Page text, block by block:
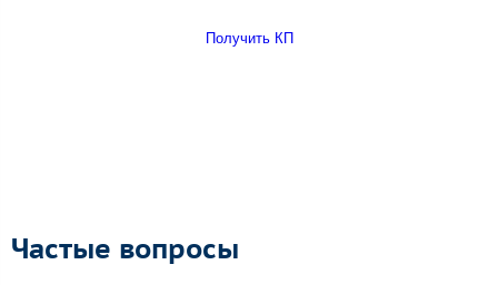
Получить КП
Частые вопросы